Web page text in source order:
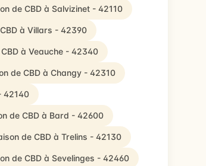
de CBD à Salvizinet - 42110
à Villars - 42390
à Veauche - 42340
de CBD à Changy - 42310
42140
de CBD à Bard - 42600
de CBD à Trelins - 42130
de CBD à Sevelinges - 42460